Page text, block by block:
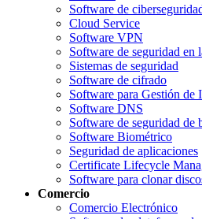
Software de
Cloud Service
Software VPN
Software de seguridad en
Sistemas de seguridad
Software de cifrado
Software para Gestión de
Software DNS
Software de seguridad de
Software Biométrico
Seguridad de aplicaciones
Certificate Lifecycle
Software para clonar
Comercio
Comercio Electrónico